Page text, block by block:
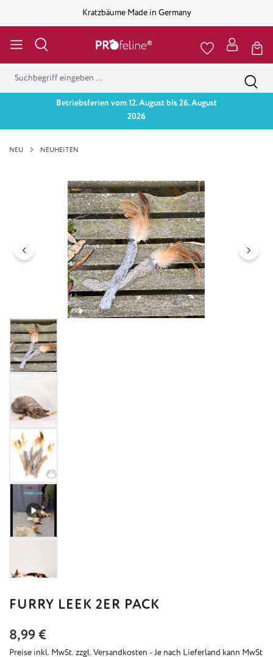
Kratzbäume Made in Germany
Betriebsferien vom 12. August bis 26. August
2026
NEU NEUHEITEN
Bildergalerie überspringen
FURRY LEEK 2ER PACK
Regulärer Preis:
8,99 €
Preise inkl. MwSt. zzgl. Versandkosten - Je nach Lieferland kann MwSt